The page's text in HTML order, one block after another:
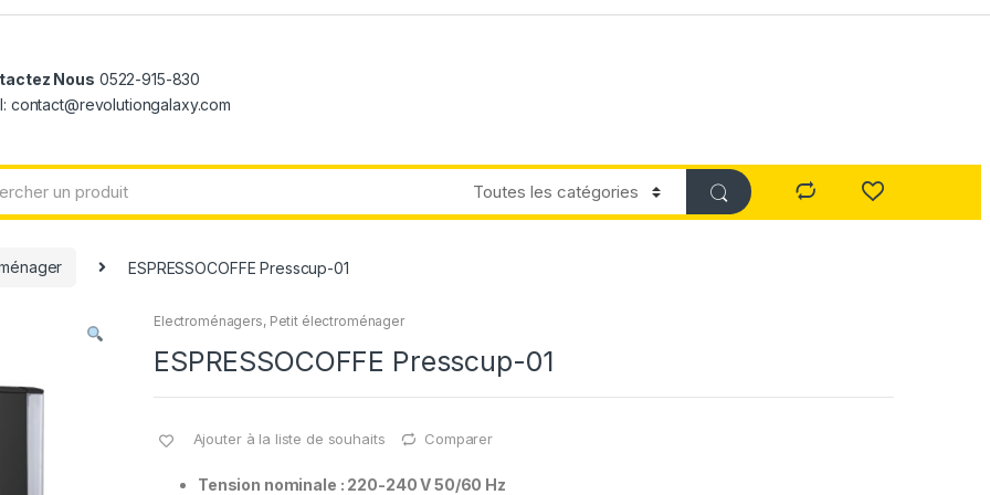
Nous 0522-915-830
contact@revolutiongalaxy.com
ESPRESSOCOFFE Presscup-01
Electroménagers, Petit électroménager
ESPRESSOCOFFE Presscup-01
Ajouter à la liste de souhaits Comparer
Tension nominale : 220-240 V 50/60 Hz